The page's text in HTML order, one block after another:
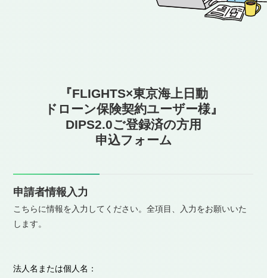
『FLIGHTS×東京海上日動
ドローン保険契約ユーザー様』
DIPS2.0ご登録済の方用
申込フォーム
申請者情報入力
こちらに情報を入力してください。全項目、入力をお願いいた
します。
法人名または個人名：